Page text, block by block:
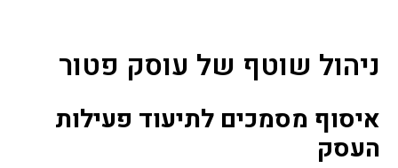
ניהול שוטף של עוסק פטור
איסוף מסמכים לתיעוד פעילות
העסק